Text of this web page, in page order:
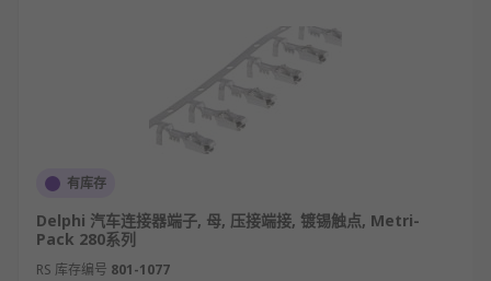
有库存
Delphi 汽车连接器端子, 母, 压接端接, 镀锡触点, Metri-
Pack 280系列
RS 库存编号 801-1077